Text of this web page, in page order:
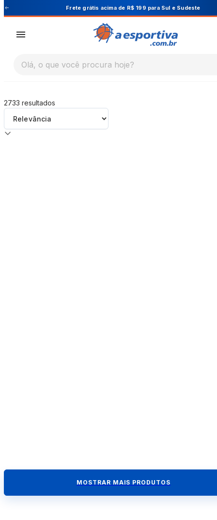
A Esportiva Frete grátis acima de R$ 199 para Sul e Sudeste
Olá, o que você procura hoje?
2733 resultados
MOSTRAR MAIS PRODUTOS